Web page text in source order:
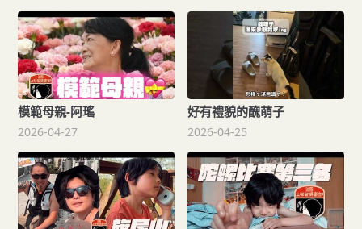
模範母親-阿瑤
2026-04-27
好有禮貌的醜萌子
2026-04-25